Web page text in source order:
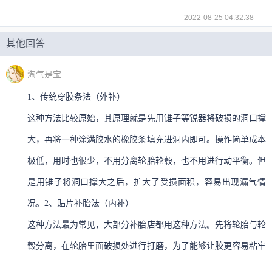
2022-08-25 04:32:38
其他回答
淘气是宝
1、传统穿胶条法（外补）
这种方法比较原始，其原理就是先用锥子等锐器将破损的洞口撑
大，再将一种涂满胶水的橡胶条填充进洞内即可。操作简单成本
极低，用时也很少，不用分离轮胎轮毂，也不用进行动平衡。但
是用锥子将洞口撑大之后，扩大了受损面积，容易出现漏气情
况。2、贴片补胎法（内补）
这种方法最为常见，大部分补胎店都用这种方法。先将轮胎与轮
毂分离，在轮胎里面破损处进行打磨，为了能够让胶更容易粘牢